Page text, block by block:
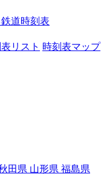
道時刻表
リスト 時刻表マップ
田県 山形県 福島県